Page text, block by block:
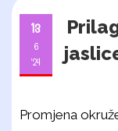
13
6
'24
Promjena